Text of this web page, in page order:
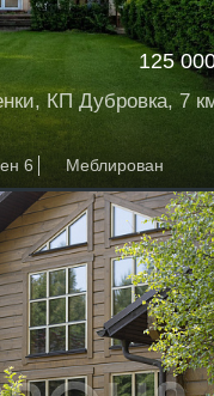
125
КП Дубровка, 7
6 Меблирован